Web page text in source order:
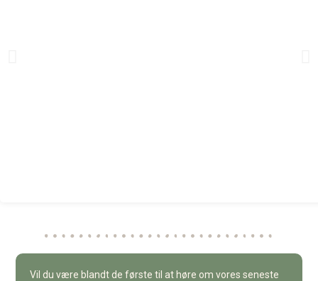
Vil du være blandt de første til at høre om vores seneste